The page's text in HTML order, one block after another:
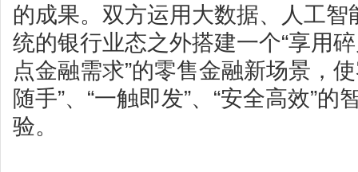
的成果。双方运用大数据、人工
统的银行业态之外搭建一个“享用
点金融需求”的零售金融新场景，
随手”、“一触即发”、“安全高效”的
验。